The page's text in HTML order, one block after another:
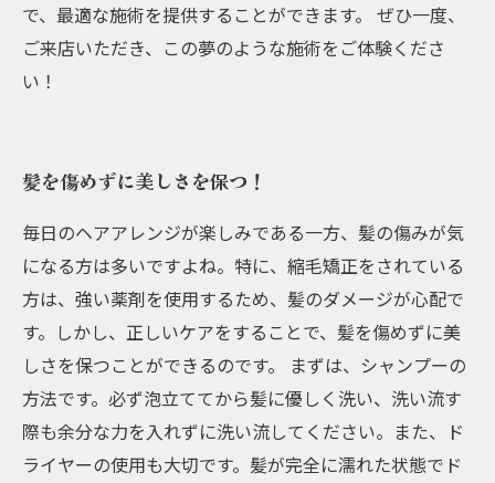
で、最適な施術を提供することができます。 ぜひ一度、
ご来店いただき、この夢のような施術をご体験くださ
い！
髪を傷めずに美しさを保つ！
毎日のヘアアレンジが楽しみである一方、髪の傷みが気
になる方は多いですよね。特に、縮毛矯正をされている
方は、強い薬剤を使用するため、髪のダメージが心配で
す。しかし、正しいケアをすることで、髪を傷めずに美
しさを保つことができるのです。 まずは、シャンプーの
方法です。必ず泡立ててから髪に優しく洗い、洗い流す
際も余分な力を入れずに洗い流してください。また、ド
ライヤーの使用も大切です。髪が完全に濡れた状態でド